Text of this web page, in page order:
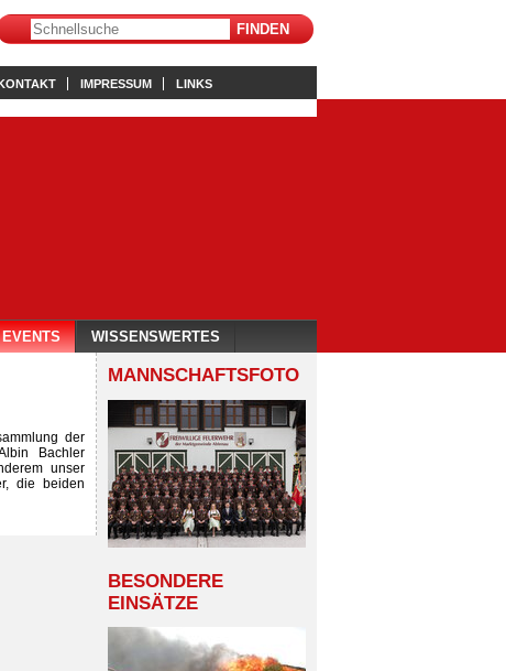
IMPRESSUM LINKS
EVENTS WISSENSWERTES
der
Bachler
unser
die beiden
MANNSCHAFTSFOTO
BESONDERE
EINSÄTZE